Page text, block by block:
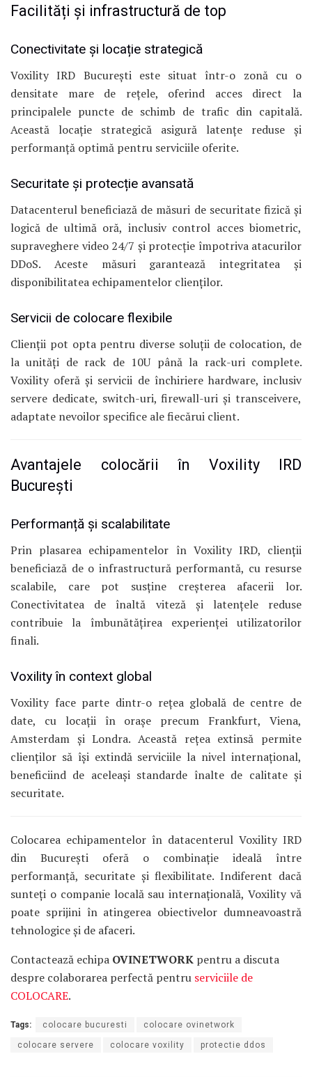
Facilități și infrastructură de top
Conectivitate și locație strategică
Voxility IRD București este situat într-o zonă cu o
densitate mare de rețele, oferind acces direct la
principalele puncte de schimb de trafic din capitală.
Această locație strategică asigură latențe reduse și
performanță optimă pentru serviciile oferite.
Securitate și protecție avansată
Datacenterul beneficiază de măsuri de securitate fizică și
logică de ultimă oră, inclusiv control acces biometric,
supraveghere video 24/7 și protecție împotriva atacurilor
DDoS.
Aceste măsuri garantează integritatea și
disponibilitatea echipamentelor clienților.
Servicii de colocare flexibile
Clienții pot opta pentru diverse soluții de colocation, de
la unități de rack de 10U până la rack-uri complete.
Voxility oferă și servicii de închiriere hardware, inclusiv
servere dedicate, switch-uri, firewall-uri și transceivere,
adaptate nevoilor specifice ale fiecărui client.
Avantajele colocării în Voxility IRD
București
Performanță și scalabilitate
Prin plasarea echipamentelor în Voxility IRD, clienții
beneficiază de o infrastructură performantă, cu resurse
scalabile, care pot susține creșterea afacerii lor.
Conectivitatea de înaltă viteză și latențele reduse
contribuie la îmbunătățirea experienței utilizatorilor
finali.
Voxility în context global
Voxility face parte dintr-o rețea globală de centre de
date, cu locații în orașe precum Frankfurt, Viena,
Amsterdam și Londra. Această rețea extinsă permite
clienților să își extindă serviciile la nivel internațional,
beneficiind de aceleași standarde înalte de calitate și
securitate.
Colocarea echipamentelor în datacenterul Voxility IRD
din București oferă o combinație ideală între
performanță, securitate și flexibilitate. Indiferent dacă
sunteți o companie locală sau internațională, Voxility vă
poate sprijini în atingerea obiectivelor dumneavoastră
tehnologice și de afaceri.
Contactează echipa OVINETWORK pentru a discuta
despre colaborarea perfectă pentru serviciile de
COLOCARE.
Tags: colocare bucuresti colocare ovinetwork
colocare servere colocare voxility protectie ddos